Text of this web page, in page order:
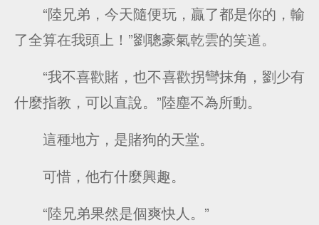
“陸兄弟，今天隨便玩，贏了都是你的，輸
了全算在我頭上！”劉聰豪氣乾雲的笑道。
“我不喜歡賭，也不喜歡拐彎抹角，劉少有
什麼指教，可以直說。”陸塵不為所動。
這種地方，是賭狗的天堂。
可惜，他冇什麼興趣。
“陸兄弟果然是個爽快人。”